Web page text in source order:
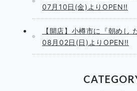
07月10日(金)よりOPEN!!
【開店】小樽市に『朝めし
08月02日(日)よりOPEN!!